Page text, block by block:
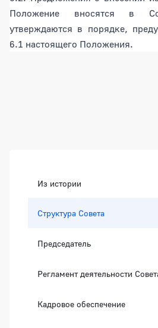
Положение вносятся в
утверждаются в порядке,
6.1 настоящего Положения.
Из истории
Структура Совета
Председатель
Регламент деятельности
Кадровое обеспечение